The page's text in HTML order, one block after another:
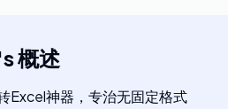
's概述
Excel神器，专治无固定格式